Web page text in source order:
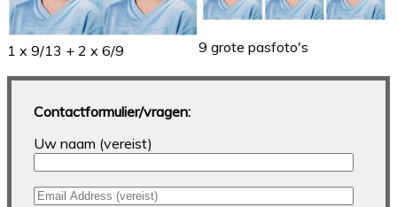
1 x 9/13 + 2 x 6/9 9 grote pasfoto's
Contactformulier/vragen:
Uw naam (vereist)